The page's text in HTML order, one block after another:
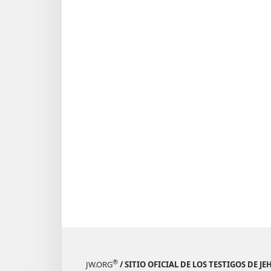
JW.ORG® / SITIO OFICIAL DE LOS TESTIGOS DE